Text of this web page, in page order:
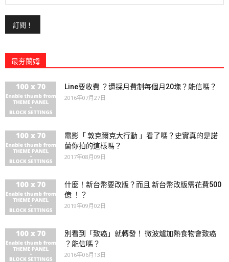
最夯蘭姆
Line要收費 ？還採月費制每個月20塊？能信嗎？
2016年07月27日
電影「 敦克爾克大行動 」看了嗎？史實真的是諾
蘭你拍的這樣嗎？
2017年08月09日
什麼！新台幣要改版？而且 新台幣改版需花費500
億 ！？
2019年09月02日
別看到「致癌」就轉發！ 微波爐加熱食物會致癌
？能信嗎？
2016年06月13日